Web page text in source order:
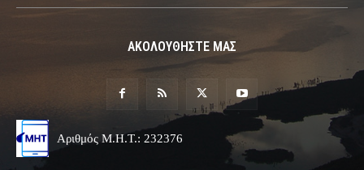
ΑΚΟΛΟΥΘΗΣΤΕ ΜΑΣ
Αριθμός Μ.Η.Τ.: 232376